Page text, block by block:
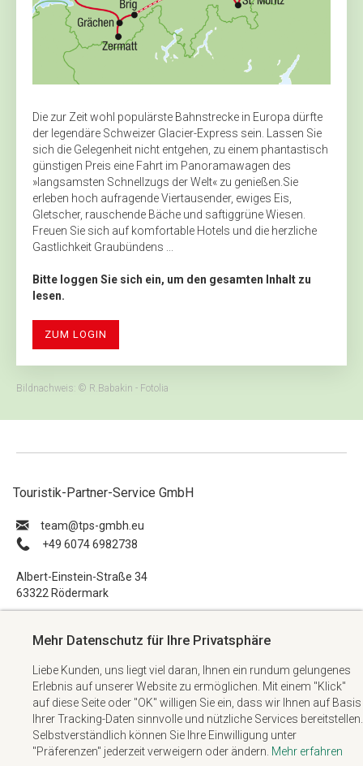
Die zur Zeit wohl populärste Bahnstrecke in Europa dürfte
der legendäre Schweizer Glacier-Express sein. Lassen Sie
sich die Gelegenheit nicht entgehen, zu einem phantastisch
günstigen Preis eine Fahrt im Panoramawagen des
»langsamsten Schnellzugs der Welt« zu genießen.Sie
erleben hoch aufragende Viertausender, ewiges Eis,
Gletscher, rauschende Bäche und saftiggrüne Wiesen.
Freuen Sie sich auf komfortable Hotels und die herzliche
Gastlichkeit Graubündens ...
Bitte loggen Sie sich ein, um den gesamten Inhalt zu
lesen.
ZUM LOGIN
Bildnachweis: © R.Babakin - Fotolia
Touristik-Partner-Service GmbH
ue.hbmg-spt@maet
+49 6074 6982738
Albert-Einstein-Straße 34
63322 Rödermark
Impressum
AGB
Kontakt
Mehr Datenschutz für Ihre Privatsphäre
Liebe Kunden, uns liegt viel daran, Ihnen ein rundum gelungenes
Erlebnis auf unserer Website zu ermöglichen. Mit einem "Klick"
auf diese Seite oder "OK" willigen Sie ein, dass wir Ihnen auf Basis
Ihrer Tracking-Daten sinnvolle und nützliche Services bereitstellen.
Selbstverständlich können Sie Ihre Einwilligung unter
"Präferenzen" jederzeit verweigern oder ändern. Mehr erfahren